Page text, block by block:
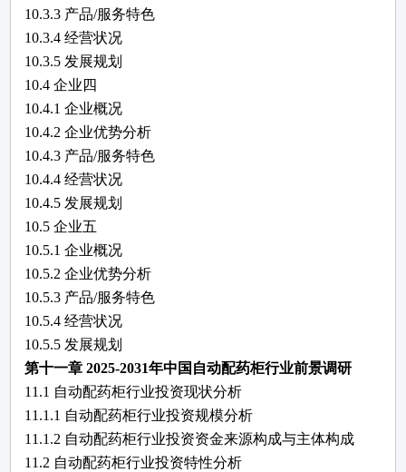
10.3.3 产品/服务特色
10.3.4 经营状况
10.3.5 发展规划
10.4企业四
10.4.1 企业概况
10.4.2 企业优势分析
10.4.3 产品/服务特色
10.4.4 经营状况
10.4.5 发展规划
10.5企业五
10.5.1 企业概况
10.5.2 企业优势分析
10.5.3 产品/服务特色
10.5.4 经营状况
10.5.5 发展规划
第十一章 2025-2031年中国自动配药柜行业前景调研
11.1 自动配药柜行业投资现状分析
11.1.1 自动配药柜行业投资规模分析
11.1.2 自动配药柜行业投资资金来源构成与主体构成
11.2 自动配药柜行业投资特性分析